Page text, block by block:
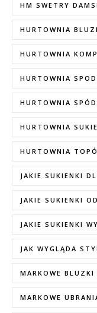
HM SWETRY
HURTOWNIA
HURTOWNIA
HURTOWNIA
HURTOWNIA
HURTOWNIA
HURTOWNIA
JAKIE SUKIENKI
JAKIE SUKIENKI
JAKIE SUKIENKI
JAK WYGLĄDA
MARKOWE BLUZKI
MARKOWE